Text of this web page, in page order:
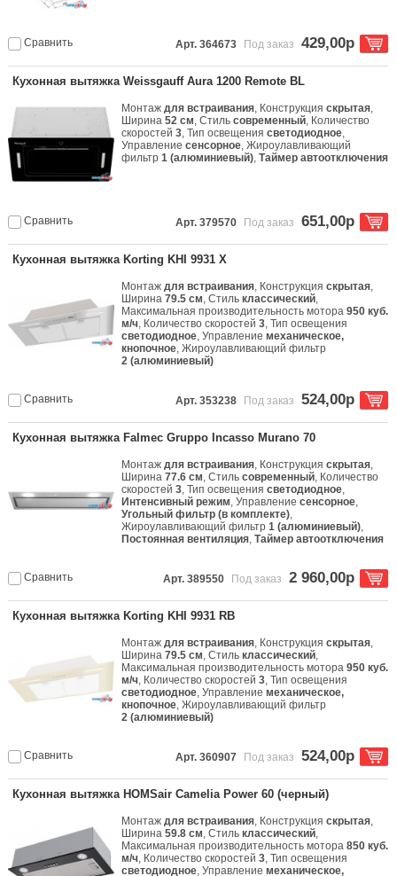
Сравнить Арт. 364673 Под заказ 429,00р
Кухонная вытяжка Weissgauff Aura 1200 Remote BL
Монтаждля встраивания, Конструкцияскрытая,
Ширина52 см, Стильсовременный, Количество
скоростей3, Тип освещениясветодиодное,
Управлениесенсорное, Жироулавливающий
фильтр1 (алюминиевый),Таймер автоотключения
Сравнить Арт. 379570 Под заказ 651,00р
Кухонная вытяжка Korting KHI 9931 X
Монтаждля встраивания, Конструкцияскрытая,
Ширина79.5 см, Стильклассический,
Максимальная производительность мотора950 куб.
м/ч, Количество скоростей3, Тип освещения
светодиодное, Управлениемеханическое,
кнопочное, Жироулавливающий фильтр
2 (алюминиевый)
Сравнить Арт. 353238 Под заказ 524,00р
Кухонная вытяжка Falmec Gruppo Incasso Murano 70
Монтаждля встраивания, Конструкцияскрытая,
Ширина77.6 см, Стильсовременный, Количество
скоростей3, Тип освещениясветодиодное,
Интенсивный режим, Управлениесенсорное,
Угольный фильтр (в комплекте),
Жироулавливающий фильтр1 (алюминиевый),
Постоянная вентиляция,Таймер автоотключения
Сравнить Арт. 389550 Под заказ 2 960,00р
Кухонная вытяжка Korting KHI 9931 RB
Монтаждля встраивания, Конструкцияскрытая,
Ширина79.5 см, Стильклассический,
Максимальная производительность мотора950 куб.
м/ч, Количество скоростей3, Тип освещения
светодиодное, Управлениемеханическое,
кнопочное, Жироулавливающий фильтр
2 (алюминиевый)
Сравнить Арт. 360907 Под заказ 524,00р
Кухонная вытяжка HOMSair Camelia Power 60 (черный)
Монтаждля встраивания, Конструкцияскрытая,
Ширина59.8 см, Стильклассический,
Максимальная производительность мотора850 куб.
м/ч, Количество скоростей3, Тип освещения
светодиодное, Управлениемеханическое,